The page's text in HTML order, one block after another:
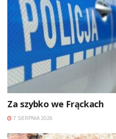
Za szybko we Frąckach
7 SIERPNIA 2026